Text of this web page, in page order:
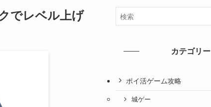
でレベル上げ
カテゴリー
ポイ活ゲーム攻略
城ゲー